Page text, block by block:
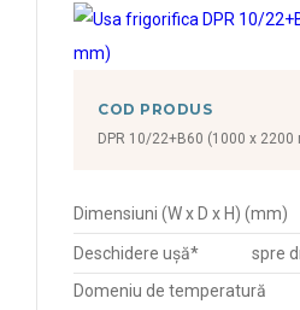
COD PRODUS
DPR 10/22+B60 (1000 x 2200
Dimensiuni (W x D x H) (mm)
Deschidere ușă*
spre
Domeniu de temperatură